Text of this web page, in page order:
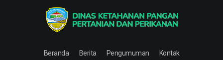
Beranda Berita Pengumuman
Kontak